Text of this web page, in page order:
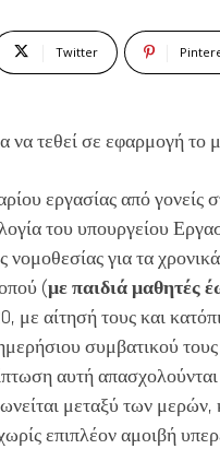
Twitter
να τεθεί σε εφαρμογή το
εργασίας από γονείς
του υπουργείου
για τα
(με παιδιά μαθητές
με αίτησή τους και
συμβατικού
αυτή
μεταξύ των
επιπλέον αμοιβή